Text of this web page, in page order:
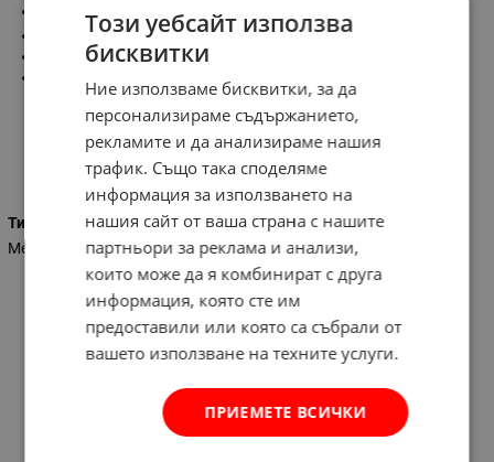
5 + 2 секретни ключа
Шпионка 200 о
Подходяща за вътрешен и външен монтаж
Дебелина на ламарината: 1.2 мм.
Характеристики
Тип врата
Метална тежък тип
Този уебсайт използва
бисквитки
Ние използваме бисквитки, за да
персонализираме съдържанието,
рекламите и да анализираме нашия
трафик. Също така споделяме
информация за използването на
нашия сайт от ваша страна с нашите
партньори за реклама и анализи,
които може да я комбинират с друга
информация, която сте им
предоставили или която са събрали от
вашето използване на техните услуги.
ПРИЕМЕТЕ ВСИЧКИ